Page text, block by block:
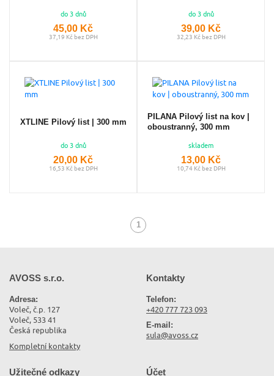
do 3 dnů
45,00 Kč
37,19 Kč bez DPH
do 3 dnů
39,00 Kč
32,23 Kč bez DPH
XTLINE Pilový list | 300 mm
do 3 dnů
20,00 Kč
16,53 Kč bez DPH
PILANA Pilový list na kov |
oboustranný, 300 mm
skladem
13,00 Kč
10,74 Kč bez DPH
1
(aktuální)
AVOSS s.r.o.
Adresa:
Voleč, č.p. 127
Voleč, 533 41
Česká republika
Kompletní kontakty
Kontakty
Telefon:
+420 777 723 093
E-mail:
sula@avoss.cz
Užitečné odkazy Účet